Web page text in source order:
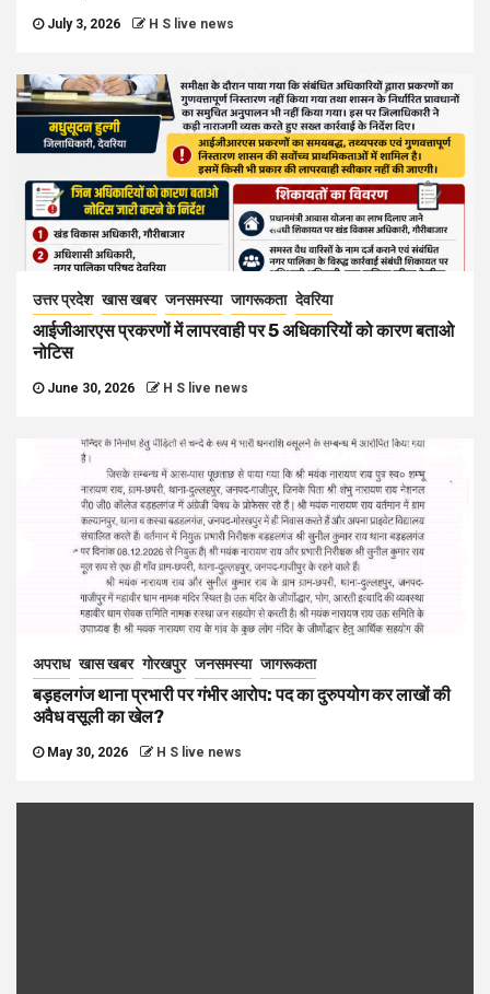
July 3, 2026 H S live news
उत्तर प्रदेश खास खबर जनसमस्या जागरूकता देवरिया
आईजीआरएस प्रकरणों में लापरवाही पर 5 अधिकारियों को कारण बताओ
नोटिस
June 30, 2026 H S live news
अपराध खास खबर गोरखपुर जनसमस्या जागरूकता
बड़हलगंज थाना प्रभारी पर गंभीर आरोप: पद का दुरुपयोग कर लाखों की
अवैध वसूली का खेल?
May 30, 2026 H S live news